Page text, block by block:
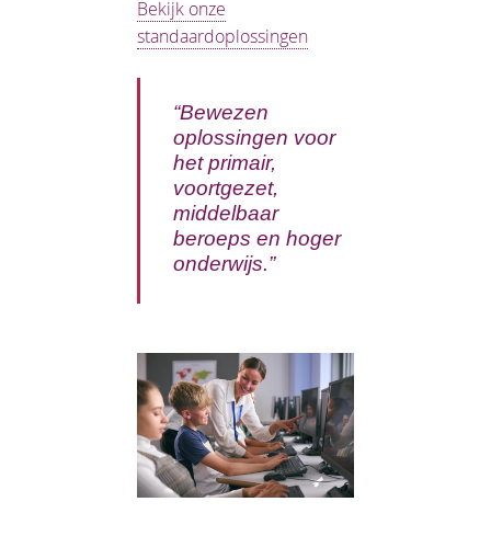
Bekijk onze
standaardoplossingen
“Bewezen
oplossingen voor
het primair,
voortgezet,
middelbaar
beroeps en hoger
onderwijs.”